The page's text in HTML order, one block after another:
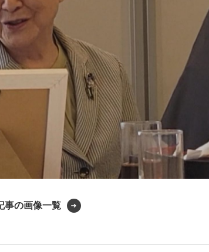
事の画像一覧